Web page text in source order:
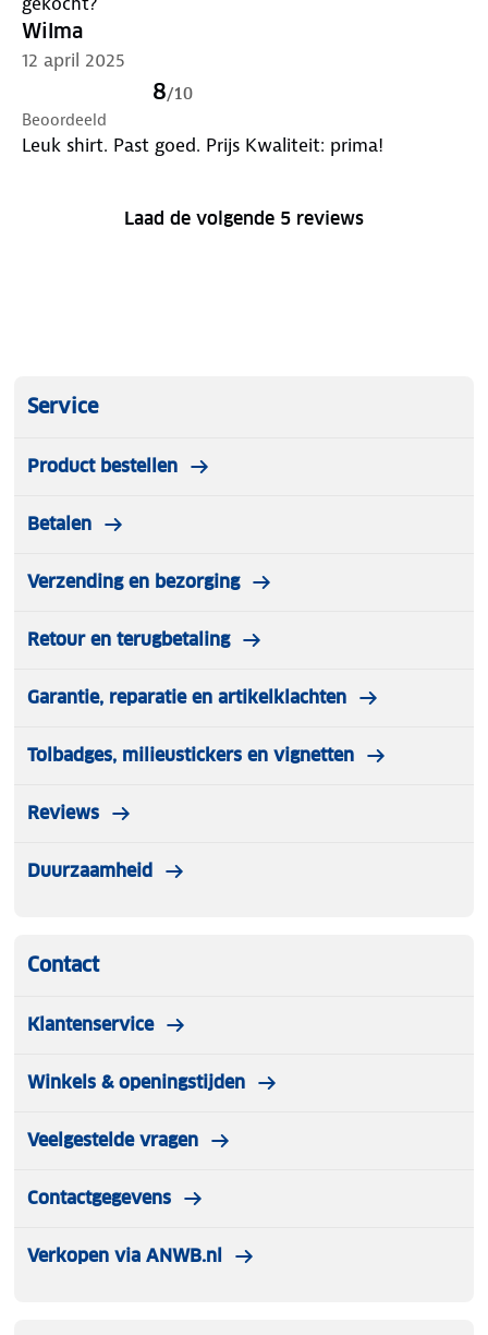
Wilma
12 april 2025
8/10
Beoordeeld
Leuk shirt. Past goed. Prijs Kwaliteit: prima!
Laad de volgende 5 reviews
Service
Product bestellen
Betalen
Verzending en bezorging
Retour en terugbetaling
Garantie, reparatie en artikelklachten
Tolbadges, milieustickers en vignetten
Reviews
Duurzaamheid
Contact
Klantenservice
Winkels & openingstijden
Veelgestelde vragen
Contactgegevens
Verkopen via ANWB.nl